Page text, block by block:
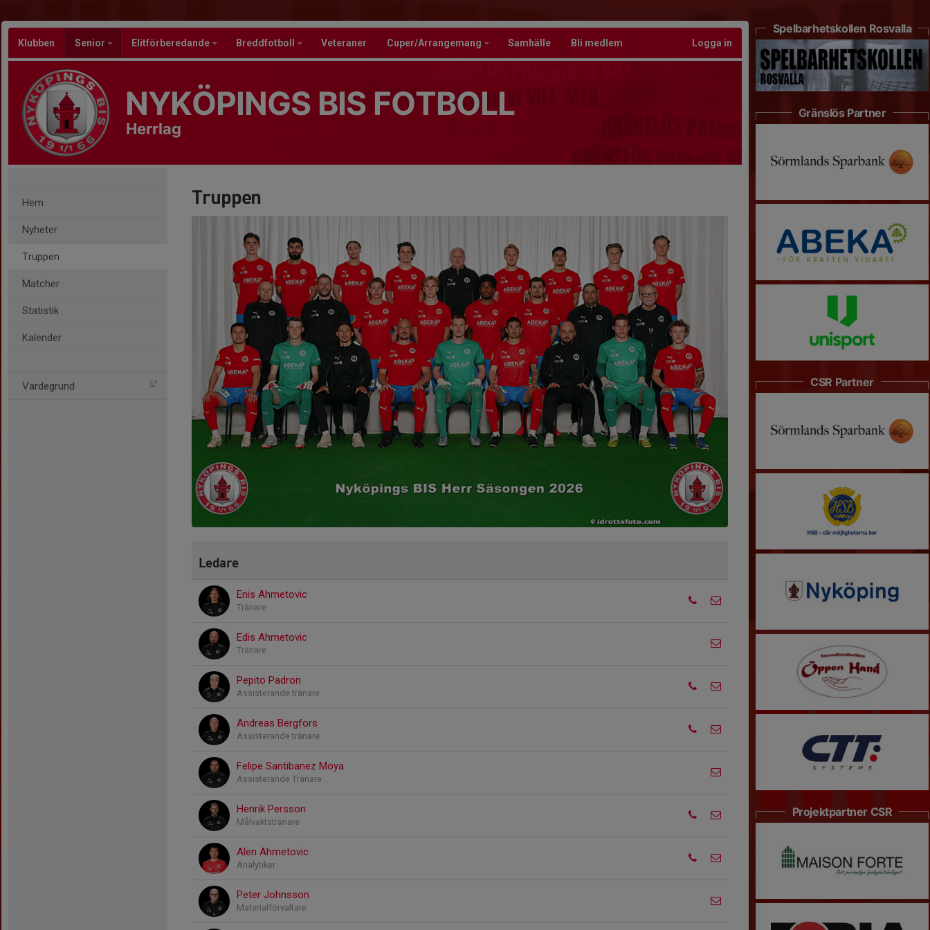
Klubben Senior Elitförberedande Breddfotboll Veteraner Cuper/Arrangemang Samhälle Bli medlem Logga in
NYKÖPINGS BIS FOTBOLL
Herrlag
Hem
Nyheter
Truppen
Matcher
Statistik
Kalender
Värdegrund
Truppen
Ledare
Enis Ahmetovic
Tränare
Edis Ahmetovic
Tränare
Pepito Padron
Assisterande tränare
Andreas Bergfors
Assisterande tränare
Felipe Santibanez Moya
Assisterande Tränare
Henrik Persson
Målvaktstränare
Alen Ahmetovic
Analytiker
Peter Johnsson
Materialförvaltare
Spelbarhetskollen Rosvalla
Gränslös Partner
CSR Partner
Projektpartner CSR